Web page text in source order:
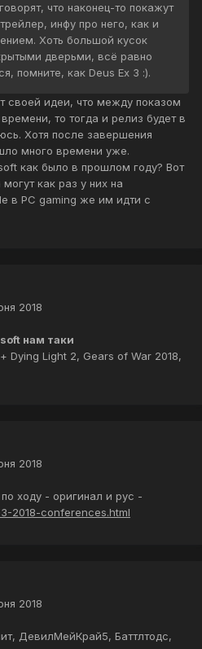
что наконец-то покажут
инфу про него, как и
Хоть большой кусок
дверьми, всё равно
помните, как Deus Ex 3 :).
своей идеи, что между показом
то тогда и релиз будет в
Хотя после завершения
много времени уже.
как было в прошлом году? Вот
как раз у них на
в PC gaming же им идти с
2018
нам таки
+ Dying Light 2, Gears of War 2018,
2018
ходу - оригинал и рус -
2018-conferences.html
2018
ДевилМейКрай5, Баттлтодс,